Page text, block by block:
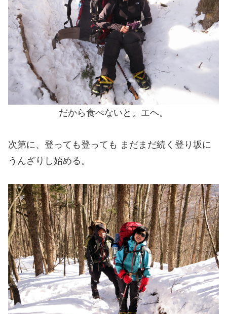
だから食べないと。エヘ。
次第に、登っても登っても まだまだ続く登り坂に
うんざりし始める。